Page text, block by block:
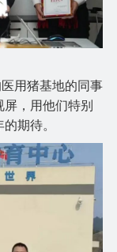
用猪基地的同事
，用他们特别
期待。